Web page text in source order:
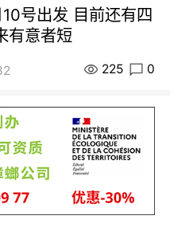
号出发 目前还有四
有意者短
225 0